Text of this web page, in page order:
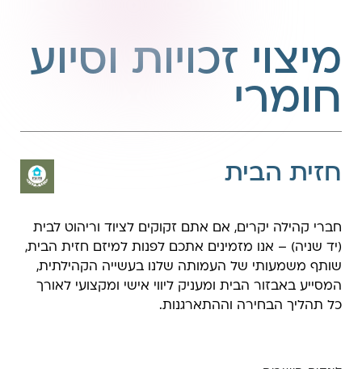
מיצוי זכויות וסיוע
חומרי
חזית הבית
חברי קהילה יקרים, אם אתם זקוקים לציוד וריהוט לבית
(יד שניה) – אנו מזמינים אתכם לפנות למיזם חזית הבית,
שותף משמעותי של העמותה שלנו בעשייה הקהילתית,
המסייע באבזור הבית ומעניק ליווי אישי ומקצועי לאורך
כל תהליך הבחירה וההתארגנות.